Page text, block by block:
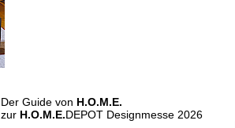
Der Guide von H.O.M.E.
zur H.O.M.E.DEPOT Designmesse 2026